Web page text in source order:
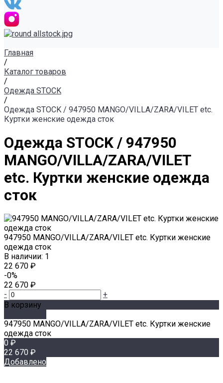
Главная
/
Каталог товаров
/
Одежда STOCK
/
Одежда STOCK / 947950 MANGO/VILLA/ZARA/VILET etc.
Куртки женские одежда сток
Одежда STOCK / 947950
MANGO/VILLA/ZARA/VILET
etc. Куртки женские одежда
сток
947950 MANGO/VILLA/ZARA/VILET etc. Куртки женские
одежда сток
В наличии: 1
22 670 ₽
-0%
22 670 ₽
-
+
В корзину
947950 MANGO/VILLA/ZARA/VILET etc. Куртки женские
одежда сток
0 ₽
22 670 ₽
Добавлено